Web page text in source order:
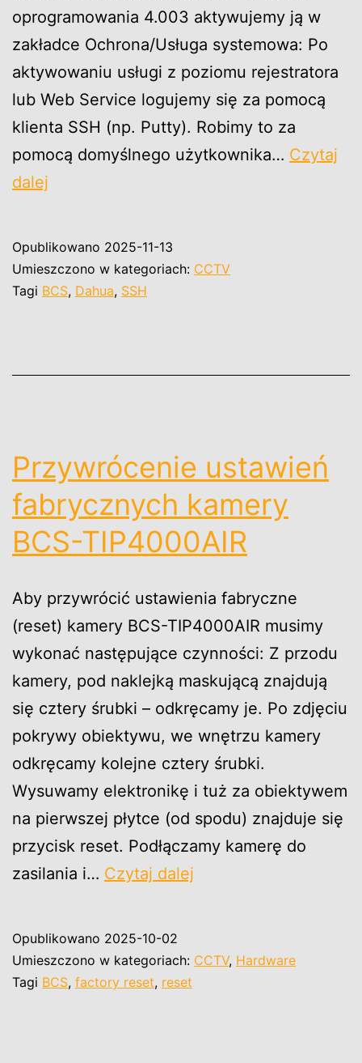
oprogramowania 4.003 aktywujemy ją w
zakładce Ochrona/Usługa systemowa: Po
aktywowaniu usługi z poziomu rejestratora
lub Web Service logujemy się za pomocą
klienta SSH (np. Putty). Robimy to za
pomocą domyślnego użytkownika… Czytaj
dalej
Opublikowano 2025-11-13
Umieszczono w kategoriach: CCTV
Tagi BCS, Dahua, SSH
Przywrócenie ustawień
fabrycznych kamery
BCS-TIP4000AIR
Aby przywrócić ustawienia fabryczne
(reset) kamery BCS-TIP4000AIR musimy
wykonać następujące czynności: Z przodu
kamery, pod naklejką maskującą znajdują
się cztery śrubki – odkręcamy je. Po zdjęciu
pokrywy obiektywu, we wnętrzu kamery
odkręcamy kolejne cztery śrubki.
Wysuwamy elektronikę i tuż za obiektywem
na pierwszej płytce (od spodu) znajduje się
przycisk reset. Podłączamy kamerę do
zasilania i… Czytaj dalej
kamery
Opublikowano 2025-10-02
Umieszczono w kategoriach: CCTV, Hardware
Tagi BCS, factory reset, reset